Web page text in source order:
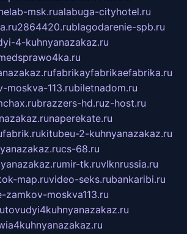
msk.rualabuga-cityhotel.ru
2864420.rublagodarenie-spb.ru
4-kuhnyanazakaz.ru
fabrikayfabrikaefabrika.ru
moskva-113.rubiletnadom.ru
brazzers-hd.ruz-host.ru
naperekate.ru
kitubeu-2-kuhnyanazakaz.ru
cs-68.ru
mir-tk.ruvlknrussia.ru
map.ruvideo-seks.rubankaribi.ru
zamkov-moskva113.ru
tovudyi4kuhnyanazakaz.ru